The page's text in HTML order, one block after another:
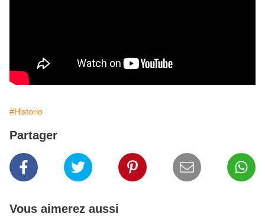
#Historio
Partager
Vous aimerez aussi